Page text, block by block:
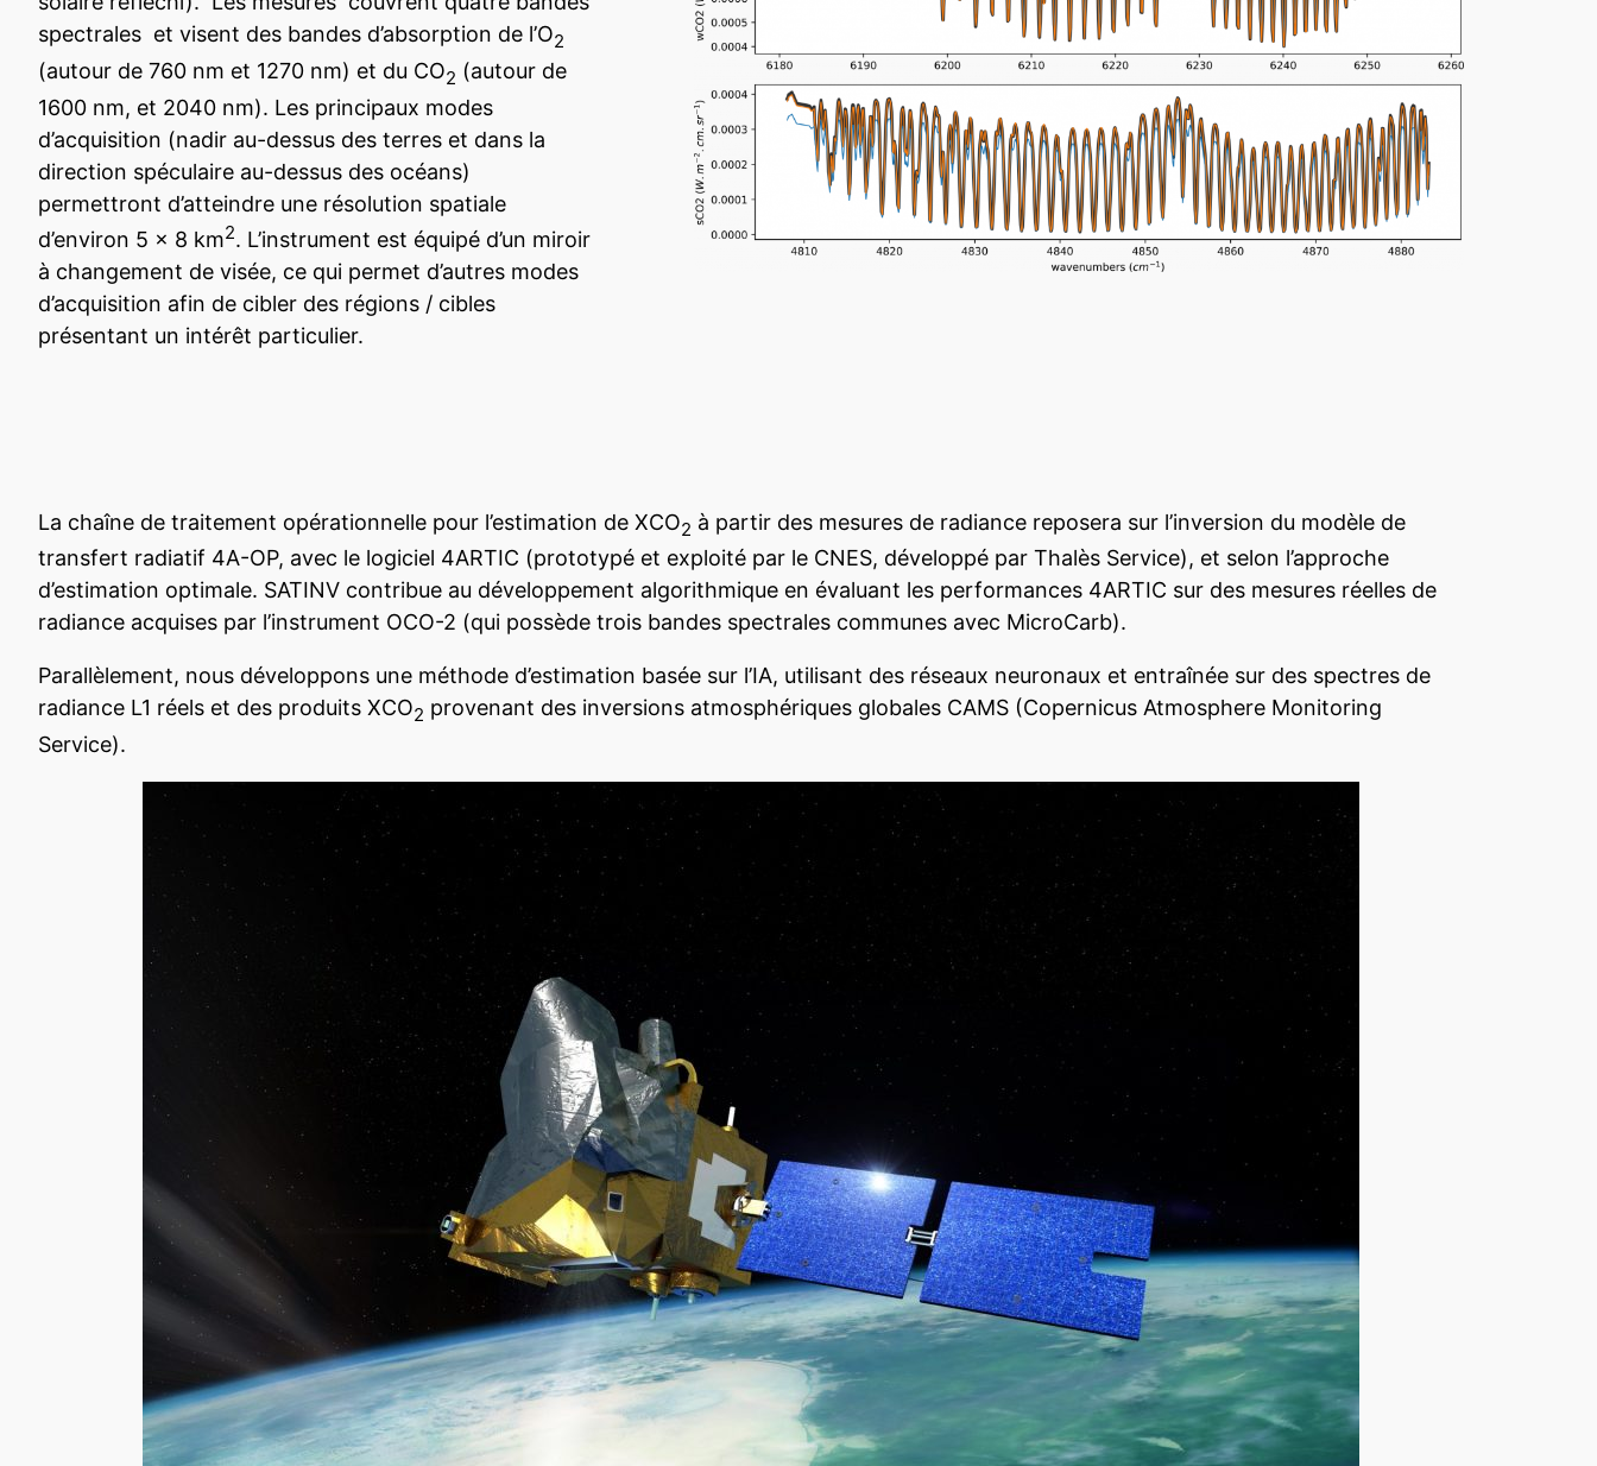
spectrales et visent des bandes d’absorption de l’O2
(autour de 760 nm et 1270 nm) et du CO2 (autour de
1600 nm, et 2040 nm). Les principaux modes
d’acquisition (nadir au-dessus des terres et dans la
direction spéculaire au-dessus des océans)
permettront d’atteindre une résolution spatiale
d’environ 5 x 8 km2. L’instrument est équipé d’un miroir
à changement de visée, ce qui permet d’autres modes
d’acquisition afin de cibler des régions / cibles
présentant un intérêt particulier.
La chaîne de traitement opérationnelle pour l’estimation de XCO2 à partir des mesures de radiance reposera sur l’inversion du modèle de
transfert radiatif 4A-OP, avec le logiciel 4ARTIC (prototypé et exploité par le CNES, développé par Thalès Service), et selon l’approche
d’estimation optimale. SATINV contribue au développement algorithmique en évaluant les performances 4ARTIC sur des mesures réelles de
radiance acquises par l’instrument OCO-2 (qui possède trois bandes spectrales communes avec MicroCarb).
Parallèlement, nous développons une méthode d’estimation basée sur l’IA, utilisant des réseaux neuronaux et entraînée sur des spectres de
radiance L1 réels et des produits XCO2 provenant des inversions atmosphériques globales CAMS (Copernicus Atmosphere Monitoring
Service).